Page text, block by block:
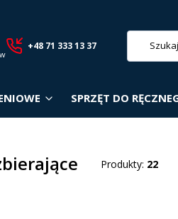
+48 71 333 13 37
SPRZĘT DO
Produkty: 22